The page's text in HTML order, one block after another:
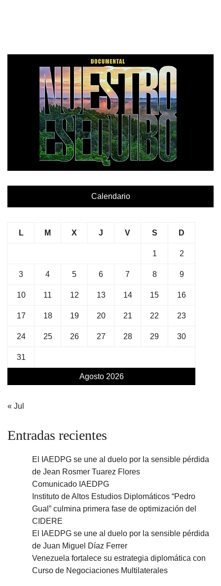
Calendario
Agosto 2026
L M X J V S D
1 2
3 4 5 6 7 8 9
10 11 12 13 14 15 16
17 18 19 20 21 22 23
24 25 26 27 28 29 30
31
« Jul
Entradas recientes
El IAEDPG se une al duelo por la sensible pérdida
de Jean Rosmer Tuarez Flores
Comunicado IAEDPG
Instituto de Altos Estudios Diplomáticos “Pedro
Gual” culmina primera fase de optimización del
CIDERE
El IAEDPG se une al duelo por la sensible pérdida
de Juan Miguel Díaz Ferrer
Venezuela fortalece su estrategia diplomática con
Curso de Negociaciones Multilaterales